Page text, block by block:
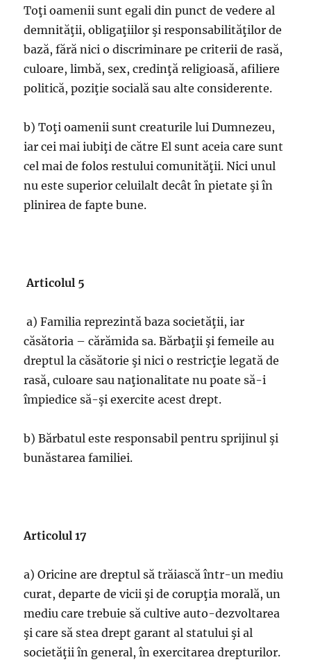
Toţi oamenii sunt egali din punct de vedere al
demnităţii, obligaţiilor şi responsabilităţilor de
bază, fără nici o discriminare pe criterii de rasă,
culoare, limbă, sex, credinţă religioasă, afiliere
politică, poziţie socială sau alte considerente.
b) Toţi oamenii sunt creaturile lui Dumnezeu,
iar cei mai iubiţi de către El sunt aceia care sunt
cel mai de folos restului comunităţii. Nici unul
nu este superior celuilalt decât în pietate şi în
plinirea de fapte bune.
Articolul 5
a) Familia reprezintă baza societăţii, iar
căsătoria – cărămida sa. Bărbaţii şi femeile au
dreptul la căsătorie şi nici o restricţie legată de
rasă, culoare sau naţionalitate nu poate să-i
împiedice să-şi exercite acest drept.
b) Bărbatul este responsabil pentru sprijinul şi
bunăstarea familiei.
Articolul 17
a) Oricine are dreptul să trăiască într-un mediu
curat, departe de vicii şi de corupţia morală, un
mediu care trebuie să cultive auto-dezvoltarea
şi care să stea drept garant al statului şi al
societăţii în general, în exercitarea drepturilor.